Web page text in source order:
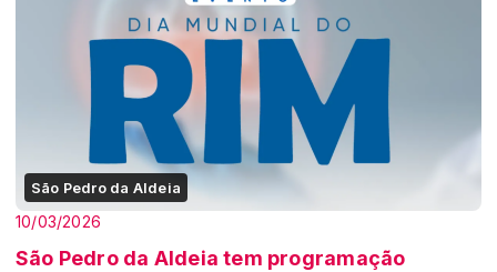
São Pedro da Aldeia
10/03/2026
São Pedro da Aldeia tem programação